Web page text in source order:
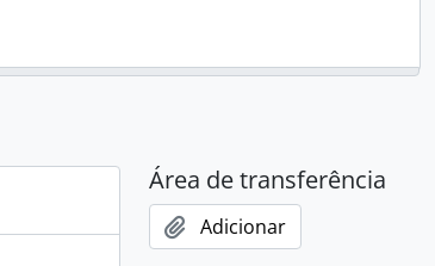
Área de transferência
Adicionar